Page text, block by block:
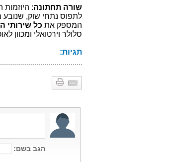
שורה תחתונה:
לתפוס נתחי שוק, שנובע
המספק את כל שירותי
סלולר וירטואלי ומכוון
תגיות: